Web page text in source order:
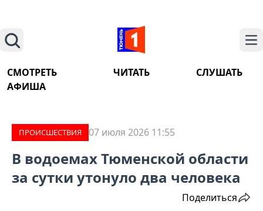
Поиск
СМОТРЕТЬ ЧИТАТЬ
СЛУШАТЬ
АФИША
ПРОИCШЕСТВИЯ 07 июля 2026 11:55
В водоемах Тюменской области
за сутки утонуло два человека
Поделиться